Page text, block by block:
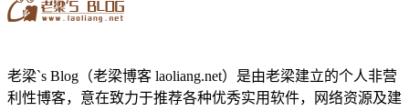
老梁`s Blog（老梁博客 laoliang.net）是由老梁建立的个人非营
利性博客，意在致力于推荐各种优秀实用软件，网络资源及建